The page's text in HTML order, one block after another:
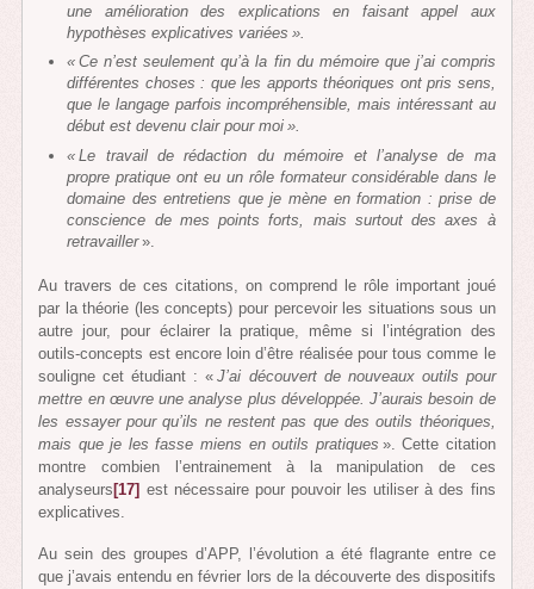
une amélioration des explications en faisant appel aux
hypothèses explicatives variées ».
« Ce n’est seulement qu’à la fin du mémoire que j’ai compris
différentes choses : que les apports théoriques ont pris sens,
que le langage parfois incompréhensible, mais intéressant au
début est devenu clair pour moi ».
« Le travail de rédaction du mémoire et l’analyse de ma
propre pratique ont eu un rôle formateur considérable dans le
domaine des entretiens que je mène en formation : prise de
conscience de mes points forts, mais surtout des axes à
retravailler».
Au travers de ces citations, on comprend le rôle important joué
par la théorie (les concepts) pour percevoir les situations sous un
autre jour, pour éclairer la pratique, même si l’intégration des
outils-concepts est encore loin d’être réalisée pour tous comme le
souligne cet étudiant : «J’ai découvert de nouveaux outils pour
mettre en œuvre une analyse plus développée. J’aurais besoin de
les essayer pour qu’ils ne restent pas que des outils théoriques,
mais que je les fasse miens en outils pratiques ». Cette citation
montre combien l’entrainement à la manipulation de ces
analyseurs [17] est nécessaire pour pouvoir les utiliser à des fins
explicatives.
Au sein des groupes d’APP, l’évolution a été flagrante entre ce
que j’avais entendu en février lors de la découverte des dispositifs